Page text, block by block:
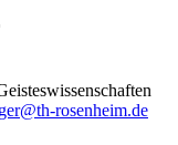
rosenheim.de